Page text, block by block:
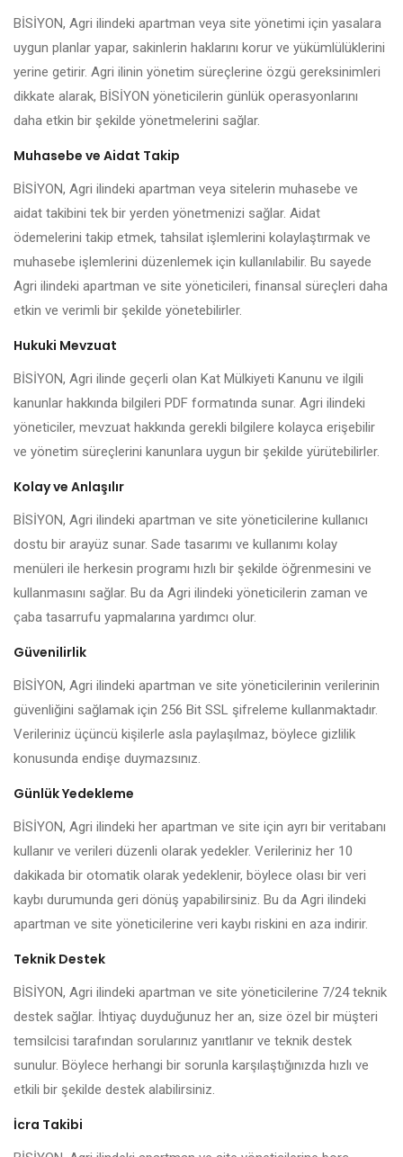
BİSİYON, Agri ilindeki apartman veya site yönetimi için yasalara
uygun planlar yapar, sakinlerin haklarını korur ve yükümlülüklerini
yerine getirir. Agri ilinin yönetim süreçlerine özgü gereksinimleri
dikkate alarak, BİSİYON yöneticilerin günlük operasyonlarını
daha etkin bir şekilde yönetmelerini sağlar.
Muhasebe ve Aidat Takip
BİSİYON, Agri ilindeki apartman veya sitelerin muhasebe ve
aidat takibini tek bir yerden yönetmenizi sağlar. Aidat
ödemelerini takip etmek, tahsilat işlemlerini kolaylaştırmak ve
muhasebe işlemlerini düzenlemek için kullanılabilir. Bu sayede
Agri ilindeki apartman ve site yöneticileri, finansal süreçleri daha
etkin ve verimli bir şekilde yönetebilirler.
Hukuki Mevzuat
BİSİYON, Agri ilinde geçerli olan Kat Mülkiyeti Kanunu ve ilgili
kanunlar hakkında bilgileri PDF formatında sunar. Agri ilindeki
yöneticiler, mevzuat hakkında gerekli bilgilere kolayca erişebilir
ve yönetim süreçlerini kanunlara uygun bir şekilde yürütebilirler.
Kolay ve Anlaşılır
BİSİYON, Agri ilindeki apartman ve site yöneticilerine kullanıcı
dostu bir arayüz sunar. Sade tasarımı ve kullanımı kolay
menüleri ile herkesin programı hızlı bir şekilde öğrenmesini ve
kullanmasını sağlar. Bu da Agri ilindeki yöneticilerin zaman ve
çaba tasarrufu yapmalarına yardımcı olur.
Güvenilirlik
BİSİYON, Agri ilindeki apartman ve site yöneticilerinin verilerinin
güvenliğini sağlamak için 256 Bit SSL şifreleme kullanmaktadır.
Verileriniz üçüncü kişilerle asla paylaşılmaz, böylece gizlilik
konusunda endişe duymazsınız.
Günlük Yedekleme
BİSİYON, Agri ilindeki her apartman ve site için ayrı bir veritabanı
kullanır ve verileri düzenli olarak yedekler. Verileriniz her 10
dakikada bir otomatik olarak yedeklenir, böylece olası bir veri
kaybı durumunda geri dönüş yapabilirsiniz. Bu da Agri ilindeki
apartman ve site yöneticilerine veri kaybı riskini en aza indirir.
Teknik Destek
BİSİYON, Agri ilindeki apartman ve site yöneticilerine 7/24 teknik
destek sağlar. İhtiyaç duyduğunuz her an, size özel bir müşteri
temsilcisi tarafından sorularınız yanıtlanır ve teknik destek
sunulur. Böylece herhangi bir sorunla karşılaştığınızda hızlı ve
etkili bir şekilde destek alabilirsiniz.
İcra Takibi